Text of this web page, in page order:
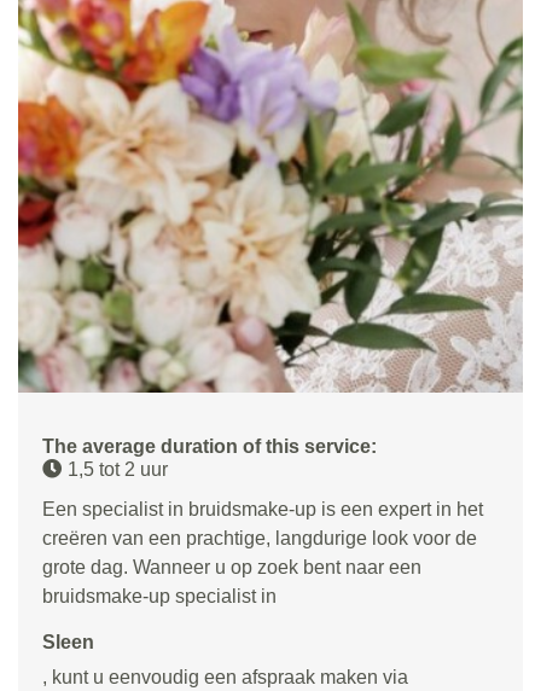
The average duration of this service:
1,5 tot 2 uur
Een specialist in bruidsmake-up is een expert in het
creëren van een prachtige, langdurige look voor de
grote dag. Wanneer u op zoek bent naar een
bruidsmake-up specialist in
Sleen
, kunt u eenvoudig een afspraak maken via